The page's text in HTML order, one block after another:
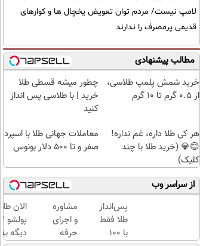
لامپ نیست/ مردم توان تعویض یخچال ها و کوارهای
قدیمی پرمصرف را ندارند
مطالب پیشنهادی
خرید شمش پلمپ طلاسی،
از ۰.۵ گرم تا ۱۰ گرم
چطور میشه قسطی طلا
خرید | با طلاسی پس انداز
کنید
هر کی طلا داره، غم نداره!
😊💎 (خرید طلا با چند
کلیک)
معاملات جهانی طلا با اسپرد
صفر و تا ۵۰۰ دلار بونوس
از سراسر وب
پس‌انداز
طلا فقط
با ۱۰۰
مشاوره
و اجرای
حرفه
الان
دیگه